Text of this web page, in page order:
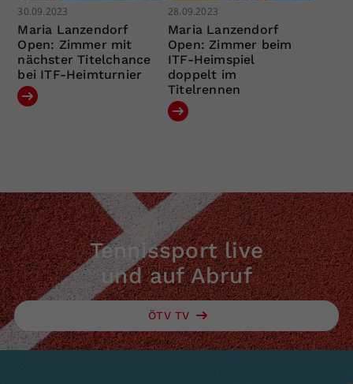
30.09.2023
Maria Lanzendorf
Open: Zimmer mit
nächster Titelchance
bei ITF-Heimturnier
28.09.2023
Maria Lanzendorf
Open: Zimmer beim
ITF-Heimspiel
doppelt im
Titelrennen
Tennissport live
und auf Abruf
ÖTV TV